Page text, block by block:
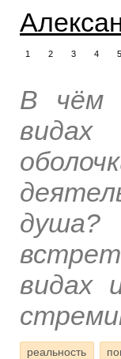
1 2 3 4 5
В чём
видах
видах
реальность